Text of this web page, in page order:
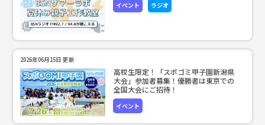
イベント ラジオ
高校生限定！「スポゴミ甲子園新潟県
大会」参加者募集！優勝者は東京での
全国大会にご招待！
イベント
2026年06月15日 更新